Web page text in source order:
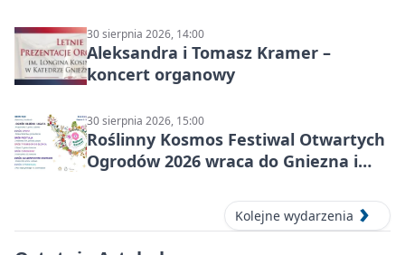
30 sierpnia 2026, 14:00
Aleksandra i Tomasz Kramer –
koncert organowy
30 sierpnia 2026, 15:00
Roślinny Kosmos Festiwal Otwartych
Ogrodów 2026 wraca do Gniezna i
Kolejne wydarzenia